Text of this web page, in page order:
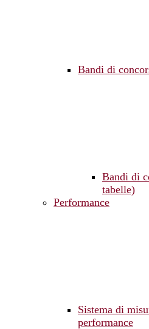
Bandi di
Bandi di
tabelle)
Performance
Sistema di
performance